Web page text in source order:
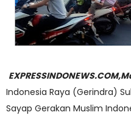
Indonesia Raya (Gerindra)
Sayap Gerakan Muslim